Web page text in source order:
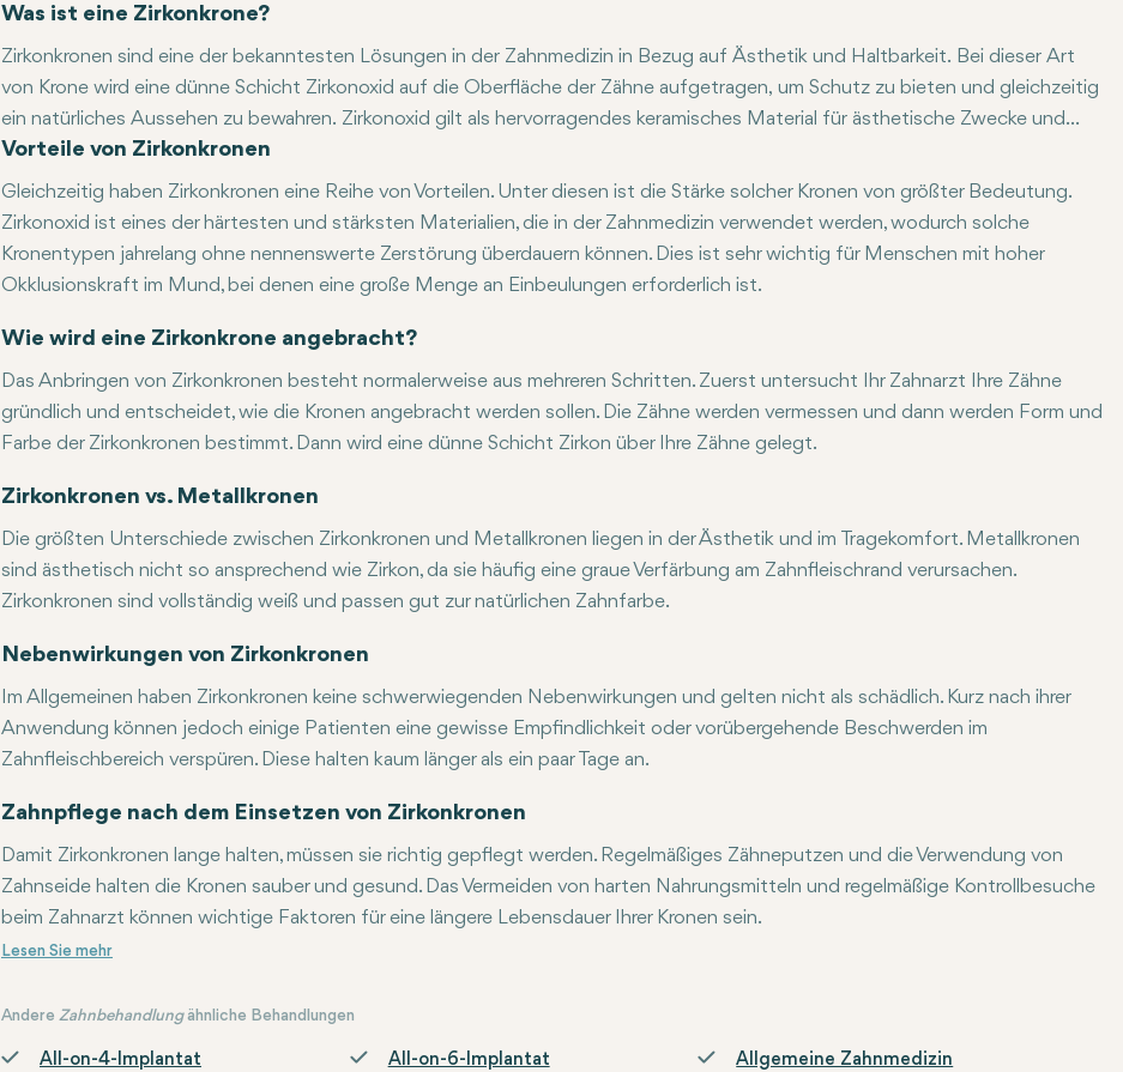
Was ist eine Zirkonkrone?
Zirkonkronen sind eine der bekanntesten Lösungen in der Zahnmedizin in Bezug auf Ästhetik und Haltbarkeit. Bei dieser Art
von Krone wird eine dünne Schicht Zirkonoxid auf die Oberfläche der Zähne aufgetragen, um Schutz zu bieten und gleichzeitig
ein natürliches Aussehen zu bewahren. Zirkonoxid gilt als hervorragendes keramisches Material für ästhetische Zwecke und
wird aufgrund seines natürlichen Aussehens und seiner Haltbarkeit häufig für Zahnrestaurationen verwendet.
Zu den Hauptvorteilen von Zirkonkronen gehören die Ästhetik und eine bessere Farbübereinstimmung im Vergleich zu
Vorteile von Zirkonkronen
Gleichzeitig haben Zirkonkronen eine Reihe von Vorteilen. Unter diesen ist die Stärke solcher Kronen von größter Bedeutung.
Zirkonoxid ist eines der härtesten und stärksten Materialien, die in der Zahnmedizin verwendet werden, wodurch solche
Kronentypen jahrelang ohne nennenswerte Zerstörung überdauern können. Dies ist sehr wichtig für Menschen mit hoher
Okklusionskraft im Mund, bei denen eine große Menge an Einbeulungen erforderlich ist.
Der andere starke Punkt ist das ästhetische Erscheinungsbild. Zirkonkronen haben die gleiche Farbe und Lichtdurchlässigkeit
Wie wird eine Zirkonkrone angebracht?
Das Anbringen von Zirkonkronen besteht normalerweise aus mehreren Schritten. Zuerst untersucht Ihr Zahnarzt Ihre Zähne
gründlich und entscheidet, wie die Kronen angebracht werden sollen. Die Zähne werden vermessen und dann werden Form und
Farbe der Zirkonkronen bestimmt. Dann wird eine dünne Schicht Zirkon über Ihre Zähne gelegt.
Dieser Vorgang wird normalerweise bei mehreren Besuchen durchgeführt. Bei Ihrem ersten Besuch werden Ihre Zähne
Zirkonkronen vs. Metallkronen
Die größten Unterschiede zwischen Zirkonkronen und Metallkronen liegen in der Ästhetik und im Tragekomfort. Metallkronen
sind ästhetisch nicht so ansprechend wie Zirkon, da sie häufig eine graue Verfärbung am Zahnfleischrand verursachen.
Zirkonkronen sind vollständig weiß und passen gut zur natürlichen Zahnfarbe.
Darüber hinaus sind Metallkronen normalerweise dicker und voluminöser, was für den Patienten unangenehm sein kann.
Nebenwirkungen von Zirkonkronen
Im Allgemeinen haben Zirkonkronen keine schwerwiegenden Nebenwirkungen und gelten nicht als schädlich. Kurz nach ihrer
Anwendung können jedoch einige Patienten eine gewisse Empfindlichkeit oder vorübergehende Beschwerden im
Zahnfleischbereich verspüren. Diese halten kaum länger als ein paar Tage an.
Zahnpflege nach dem Einsetzen von Zirkonkronen
Damit Zirkonkronen lange halten, müssen sie richtig gepflegt werden. Regelmäßiges Zähneputzen und die Verwendung von
Zahnseide halten die Kronen sauber und gesund. Das Vermeiden von harten Nahrungsmitteln und regelmäßige Kontrollbesuche
beim Zahnarzt können wichtige Faktoren für eine längere Lebensdauer Ihrer Kronen sein.
Andere Zahnbehandlungähnliche Behandlungen
All-on-4-Implantat All-on-6-Implantat
Allgemeine Zahnmedizin